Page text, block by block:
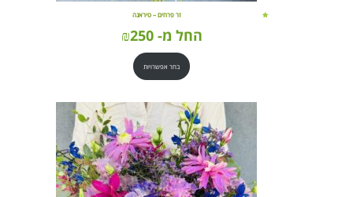
זר פרחים – טיראנה
החל מ- ₪250
בחר אפשרויות